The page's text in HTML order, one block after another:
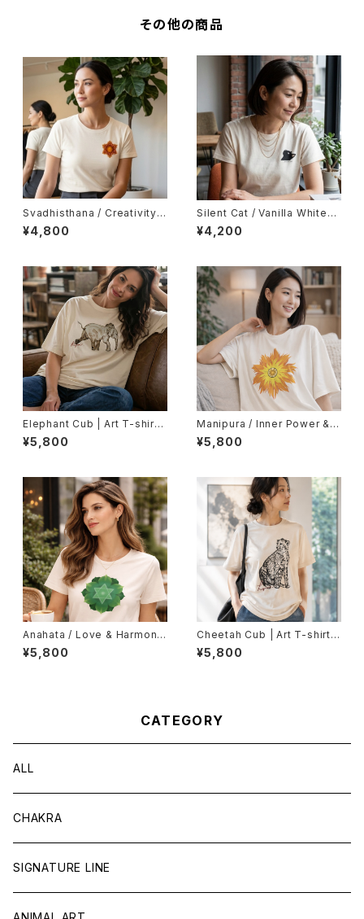
その他の商品
Svadhisthana / Creativity &
Grace（Lady's Fit）
¥4,800
Silent Cat / Vanilla White（L
ady's Fit）
¥4,200
Elephant Cub | Art T-shirt
（Unisex）
¥5,800
Manipura / Inner Power & C
onfidence（Unisex）
¥5,800
Anahata / Love & Harmony
（Lady's Fit）
¥5,800
Cheetah Cub | Art T-shirt
（Unisex）
¥5,800
CATEGORY
ALL
CHAKRA
SIGNATURE LINE